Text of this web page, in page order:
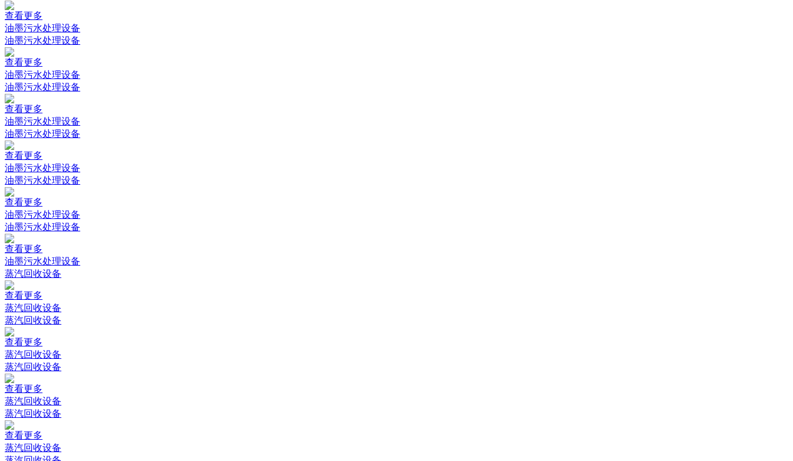
查看更多
油墨污水处理设备
油墨污水处理设备
查看更多
油墨污水处理设备
油墨污水处理设备
查看更多
油墨污水处理设备
油墨污水处理设备
查看更多
油墨污水处理设备
油墨污水处理设备
查看更多
油墨污水处理设备
油墨污水处理设备
查看更多
油墨污水处理设备
蒸汽回收设备
查看更多
蒸汽回收设备
蒸汽回收设备
查看更多
蒸汽回收设备
蒸汽回收设备
查看更多
蒸汽回收设备
蒸汽回收设备
查看更多
蒸汽回收设备